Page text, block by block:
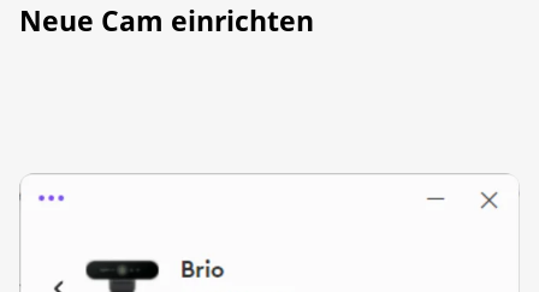
Neue Cam einrichten